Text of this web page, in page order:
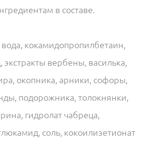
в составе.
вода, кокамидопропилбетаин,
экстракты вербены, василька,
окопника, арники, софоры,
подорожника, толокнянки,
гидролат чабреца,
соль, кокоилизетионат